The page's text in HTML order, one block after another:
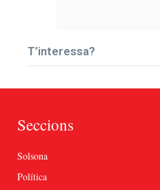
T’interessa?
Seccions
Solsona
Política